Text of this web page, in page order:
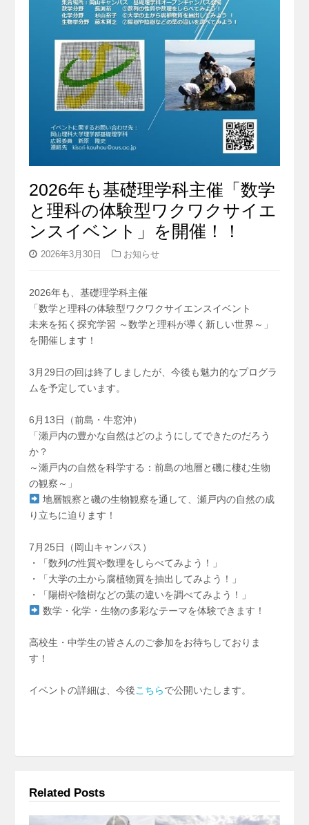
2026年も基礎理学科主催「数学
と理科の体験型ワクワクサイエ
ンスイベント」を開催！！
2026年3月30日 お知らせ
2026年も、基礎理学科主催
「数学と理科の体験型ワクワクサイエンスイベント
未来を拓く探究学習 ～数学と理科が導く新しい世界～」
を開催します！
3月29日の回は終了しましたが、今後も魅力的なプログラ
ムを予定しています。
6月13日（前島・牛窓沖）
「瀬戸内の豊かな自然はどのようにしてできたのだろう
か？
～瀬戸内の自然を科学する：前島の地層と磯に棲む生物
の観察～」
地層観察と磯の生物観察を通して、瀬戸内の自然の成
り立ちに迫ります！
7月25日（岡山キャンパス）
・「数列の性質や数理をしらべてみよう！」
・「大学の土から腐植物質を抽出してみよう！」
・「陽樹や陰樹などの葉の違いを調べてみよう！」
数学・化学・生物の多彩なテーマを体験できます！
高校生・中学生の皆さんのご参加をお待ちしておりま
す！
イベントの詳細は、今後こちらで公開いたします。
Related Posts